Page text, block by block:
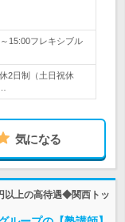
15:00フレキシブル
2日制（土日祝休
気になる
以上の高待遇◆関西トッ